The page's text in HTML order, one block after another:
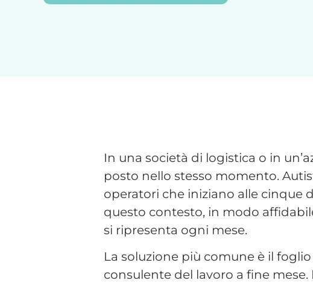
questo contesto, in modo
La soluzione più comune è il
consulente del lavoro a fine
Gli autisti non timbrano in un
rientra nel pomeriggio non può
presenza avviene spesso in
questo comporta.
Il risultato, a fine mese, è una fase
confrontarle con le tratte o i turni
trenta autisti, questo lavoro può